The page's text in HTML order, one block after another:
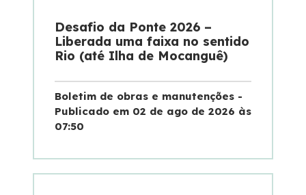
Desafio da Ponte 2026 –
Liberada uma faixa no sentido
Rio (até Ilha de Mocanguê)
Boletim de obras e manutenções -
Publicado em 02 de ago de 2026 às
07:50